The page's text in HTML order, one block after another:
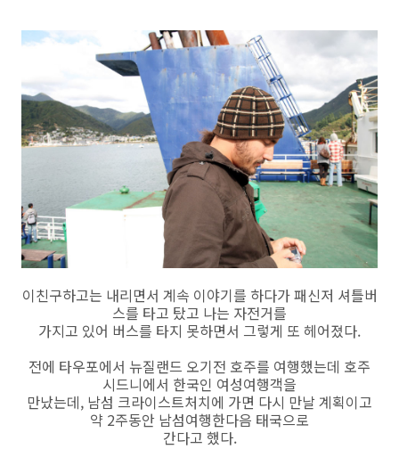
이친구하고는 내리면서 계속 이야기를 하다가 패신저 셔틀버
스를 타고 탔고 나는 자전거를
가지고 있어 버스를 타지 못하면서 그렇게 또 헤어졌다.
전에 타우포에서 뉴질랜드 오기전 호주를 여행했는데 호주
시드니에서 한국인 여성여행객을
만났는데, 남섬 크라이스트처치에 가면 다시 만날 계획이고
약 2주동안 남섬여행한다음 태국으로
간다고 했다.